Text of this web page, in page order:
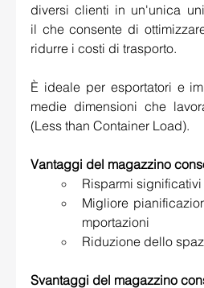
diversi clienti in un'unica
il che consente di
ridurre i costi di trasporto.
È ideale per esportatori e
medie dimensioni che
(Less than Container Load).
Vantaggi del magazzino
Risparmi
Migliore
mportazioni
Riduzione dello
Svantaggi del magazzino